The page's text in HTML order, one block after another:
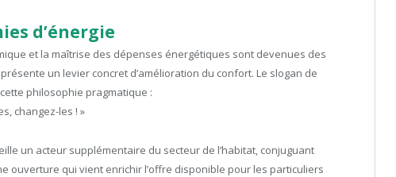
d’énergie
et la maîtrise des dépenses énergétiques sont devenues des
un levier concret d’amélioration du confort. Le slogan de
philosophie pragmatique :
changez-les ! »
un acteur supplémentaire du secteur de l’habitat, conjuguant
ouverture qui vient enrichir l’offre disponible pour les particuliers